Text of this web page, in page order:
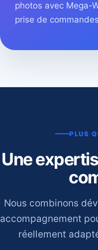
photos avec Mega-
prise de
PLUS
Une
Nous combinons
accompagnement
réellement